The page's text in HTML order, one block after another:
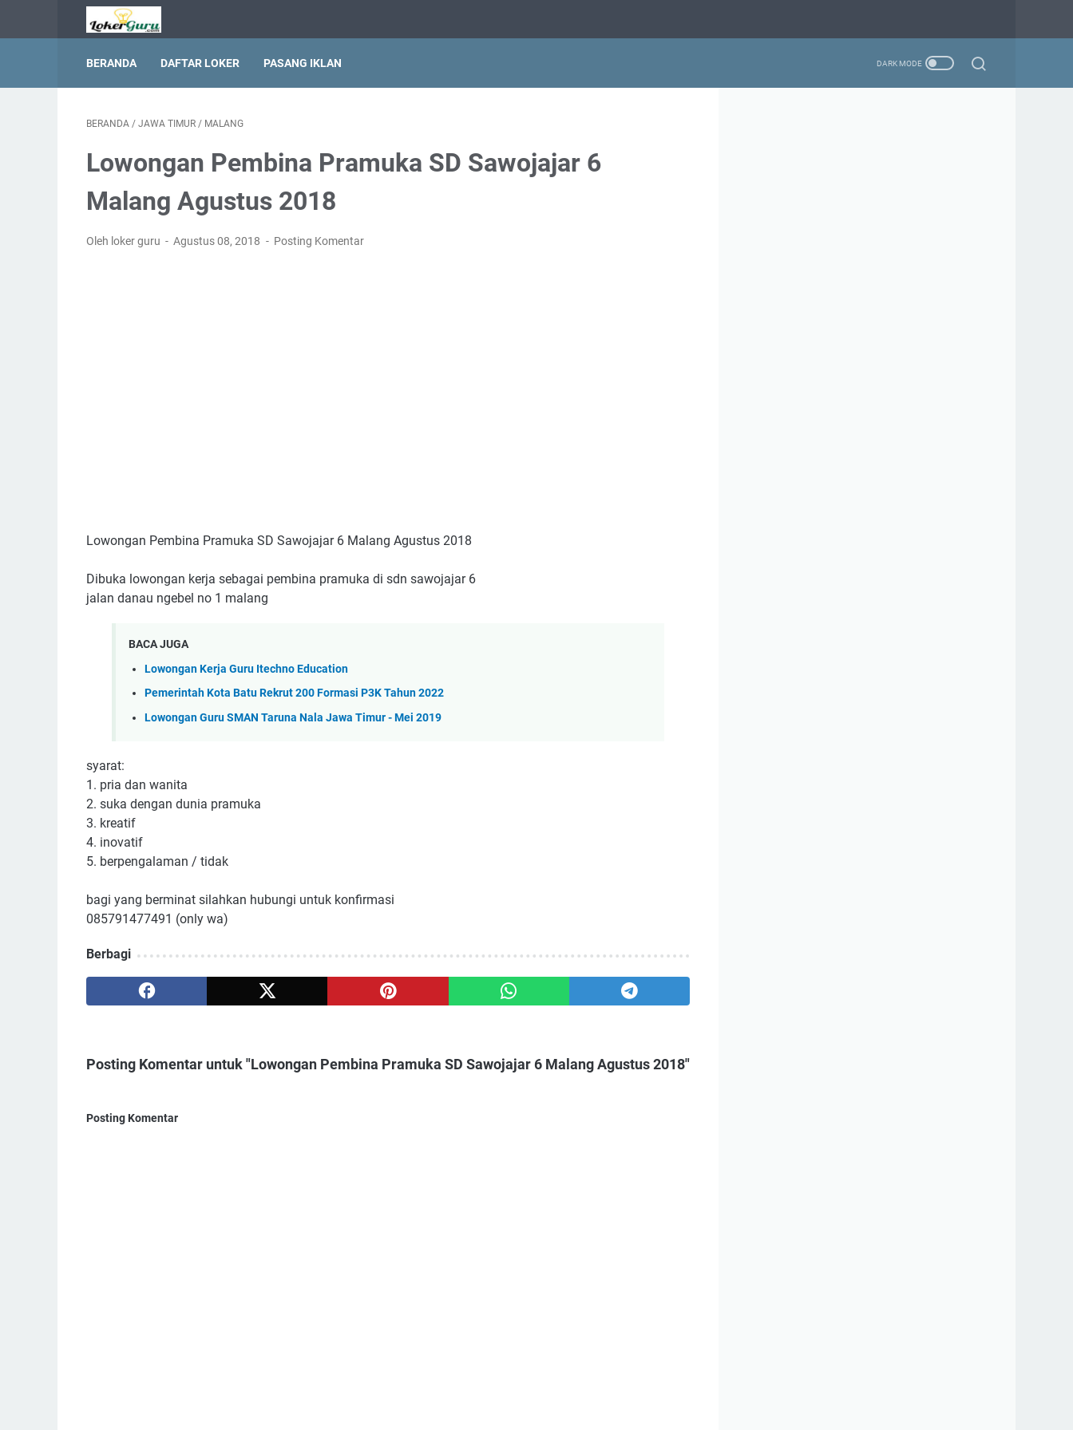
BERANDA DAFTAR LOKER PASANG IKLAN
BERANDA / JAWA TIMUR / MALANG
Lowongan Pembina Pramuka SD Sawojajar 6
Malang Agustus 2018
Oleh loker guru Agustus 08, 2018 Posting Komentar
Lowongan Pembina Pramuka SD Sawojajar 6 Malang Agustus 2018
Dibuka lowongan kerja sebagai pembina pramuka di sdn sawojajar 6
jalan danau ngebel no 1 malang
BACA JUGA
Lowongan Kerja Guru Itechno Education
Pemerintah Kota Batu Rekrut 200 Formasi P3K Tahun 2022
Lowongan Guru SMAN Taruna Nala Jawa Timur - Mei 2019
syarat:
1. pria dan wanita
2. suka dengan dunia pramuka
3. kreatif
4. inovatif
5. berpengalaman / tidak
bagi yang berminat silahkan hubungi untuk konfirmasi
085791477491 (only wa)
Berbagi
Posting Komentar untuk "Lowongan Pembina Pramuka SD Sawojajar 6 Malang Agustus 2018"
Posting Komentar